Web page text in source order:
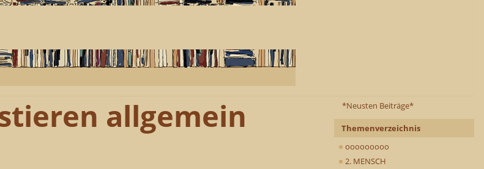
*Neusten Beiträge*
Themenverzeichnis
ooooooooo
2. MENSCH
allgemein